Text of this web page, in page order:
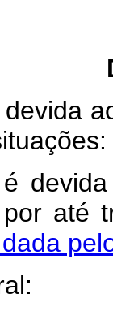
devida
até